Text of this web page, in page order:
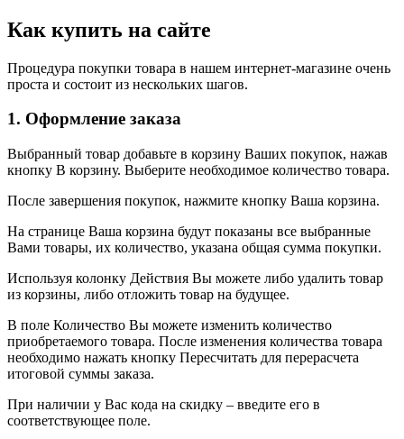
Как купить на сайте
Процедура покупки товара в нашем интернет-магазине очень
проста и состоит из нескольких шагов.
1. Оформление заказа
Выбранный товар добавьте в корзину Ваших покупок, нажав
кнопку В корзину. Выберите необходимое количество товара.
После завершения покупок, нажмите кнопку Ваша корзина.
На странице Ваша корзина будут показаны все выбранные
Вами товары, их количество, указана общая сумма покупки.
Используя колонку Действия Вы можете либо удалить товар
из корзины, либо отложить товар на будущее.
В поле Количество Вы можете изменить количество
приобретаемого товара. После изменения количества товара
необходимо нажать кнопку Пересчитать для перерасчета
итоговой суммы заказа.
При наличии у Вас кода на скидку – введите его в
соответствующее поле.